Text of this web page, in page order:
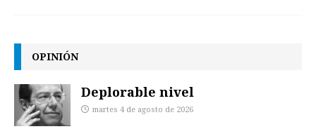
OPINIÓN
Deplorable nivel
martes 4 de agosto de 2026